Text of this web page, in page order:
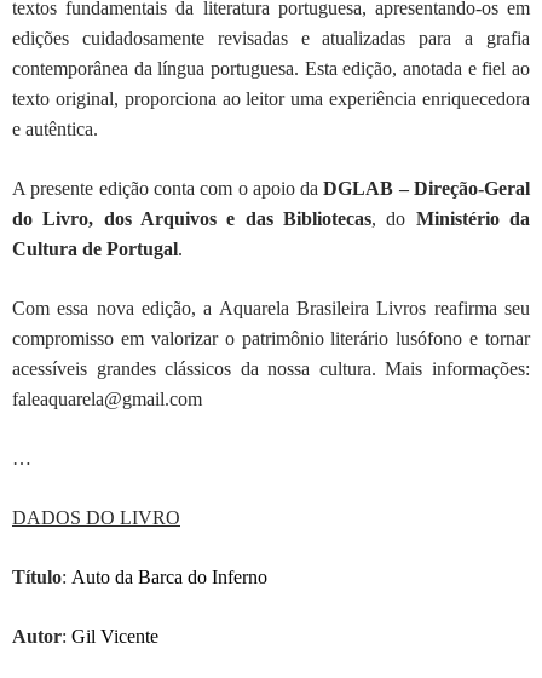
textos fundamentais da literatura portuguesa, apresentando-os em
edições cuidadosamente revisadas e atualizadas para a grafia
contemporânea da língua portuguesa. Esta edição, anotada e fiel ao
texto original, proporciona ao leitor uma experiência enriquecedora
e autêntica.
A presente edição conta com o apoio daDGLAB – Direção-Geral
do Livro, dos Arquivos e das Bibliotecas, do Ministério da
Cultura de Portugal.
Com essa nova edição, a Aquarela Brasileira Livros reafirma seu
compromisso em valorizar o patrimônio literário lusófono e tornar
acessíveis grandes clássicos da nossa cultura.Mais informações:
faleaquarela@gmail.com
…
DADOS DO LIVRO
Título: Auto da Barca do Inferno
Autor: Gil Vicente